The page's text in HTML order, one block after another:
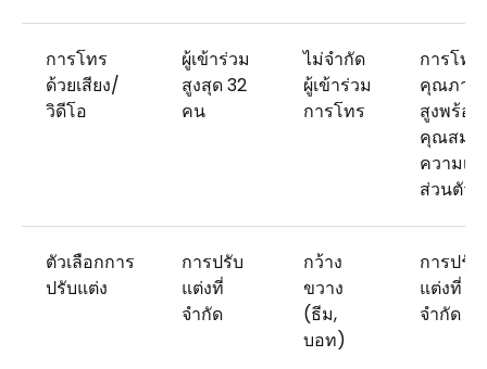
การโทร
ด้วยเสียง/
วิดีโอ
ผู้เข้าร่วม
สูงสุด 32
คน
ไม่จำกัด
ผู้เข้าร่วม
การโทร
การโทร
คุณภาพ
สูงพร้อม
คุณสมบั
ความเป็
ส่วนตัว
ตัวเลือกการ
ปรับแต่ง
การปรับ
แต่งที่
จำกัด
กว้าง
ขวาง
(ธีม,
บอท)
การปรับ
แต่งที่
จำกัด